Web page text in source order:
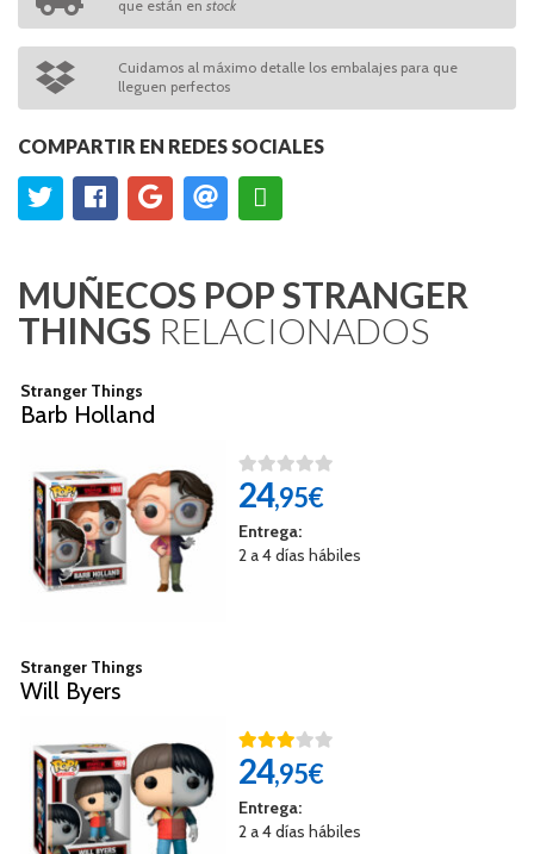
que están en stock
Cuidamos al máximo detalle los embalajes para que
lleguen perfectos
COMPARTIR EN REDES SOCIALES
MUÑECOS POP STRANGER
THINGS RELACIONADOS
Stranger Things
Barb Holland
24,95€
Entrega:
2 a 4 días hábiles
Stranger Things
Will Byers
24,95€
Entrega:
2 a 4 días hábiles